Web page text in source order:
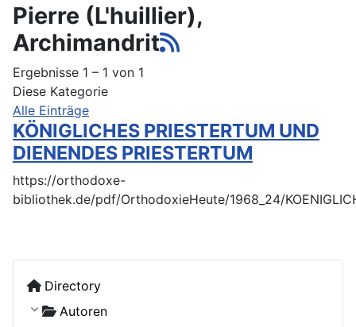
Directory
Autoren
Pierre (L'huillier),
Archimandrit
Ergebnisse 1 – 1 von 1
Diese Kategorie
Alle Einträge
KÖNIGLICHES PRIESTERTUM UND
DIENENDES PRIESTERTUM
https://orthodoxe-
bibliothek.de/pdf/OrthodoxieHeute/1968_24/